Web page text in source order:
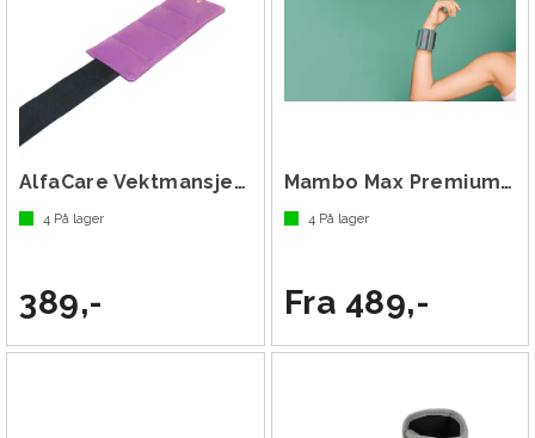
AlfaCare Vektmansjett 0,5 kg Lilla
4 På lager
389,-
Mambo Max Premium Wrist & Ankel Weights
4På lager
Fra 489,-